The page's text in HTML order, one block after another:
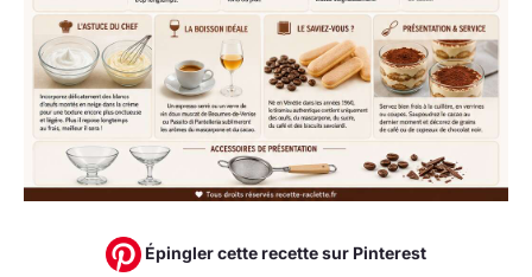
Épingler cette recette sur Pinterest